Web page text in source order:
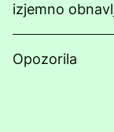
izjemno
Opozorila